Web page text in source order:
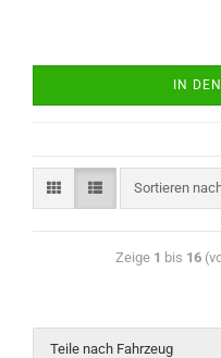
IN
Sortieren
Zeige 1 bis 16
Teile nach Fahrzeug